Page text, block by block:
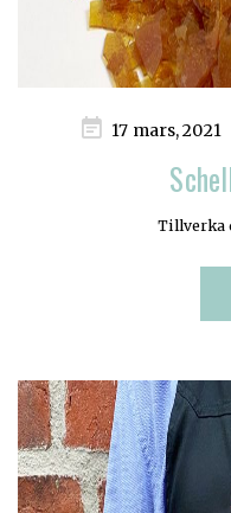
Publicerad
17 mars, 2021
Tillverka